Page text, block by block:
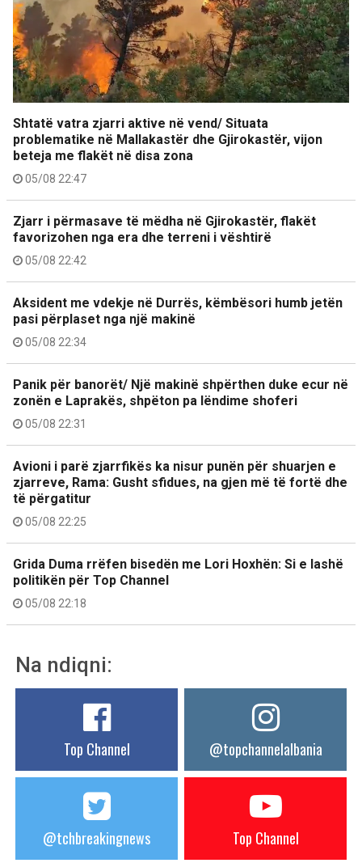
Shtatë vatra zjarri aktive në vend/ Situata
problematike në Mallakastër dhe Gjirokastër, vijon
beteja me flakët në disa zona
05/08 22:47
Zjarr i përmasave të mëdha në Gjirokastër, flakët
favorizohen nga era dhe terreni i vështirë
05/08 22:42
Aksident me vdekje në Durrës, këmbësori humb jetën
pasi përplaset nga një makinë
05/08 22:34
Panik për banorët/ Një makinë shpërthen duke ecur në
zonën e Laprakës, shpëton pa lëndime shoferi
05/08 22:31
Avioni i parë zjarrfikës ka nisur punën për shuarjen e
zjarreve, Rama: Gusht sfidues, na gjen më të fortë dhe
të përgatitur
05/08 22:25
Grida Duma rrëfen bisedën me Lori Hoxhën: Si e lashë
politikën për Top Channel
05/08 22:18
Na ndiqni:
Top Channel @topchannelalbania
@tchbreakingnews Top Channel